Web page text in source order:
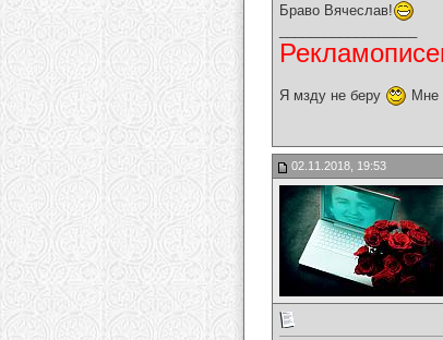
Браво Вячеслав!
Я мзду не беру Мне
02.11.2018, 19:53